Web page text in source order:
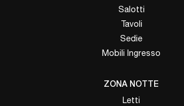
Salotti
Tavoli
Sedie
Mobili Ingresso
ZONA NOTTE
Letti